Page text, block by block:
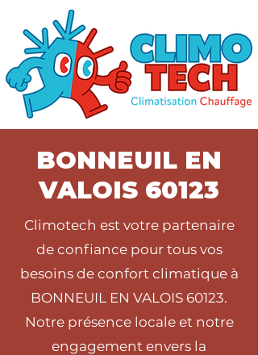
BONNEUIL EN
VALOIS 60123
Climotech est votre partenaire
de confiance pour tous vos
besoins de confort climatique à
BONNEUIL EN VALOIS 60123.
Notre présence locale et notre
engagement envers la